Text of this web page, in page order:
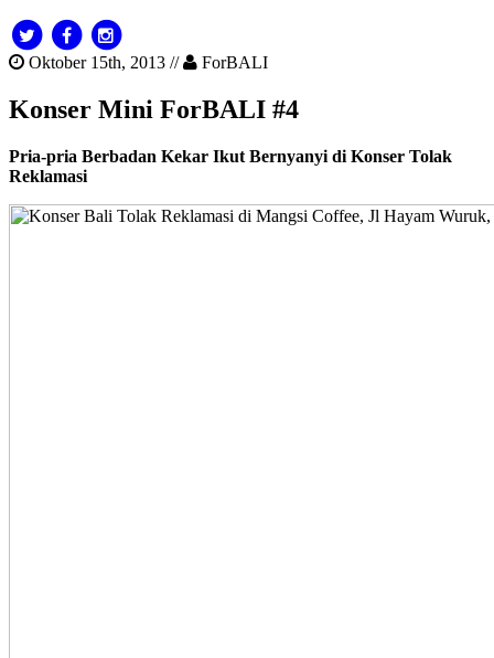
Oktober 15th, 2013 // ForBALI
Konser Mini ForBALI #4
Pria-pria Berbadan Kekar Ikut Bernyanyi di Konser Tolak
Reklamasi